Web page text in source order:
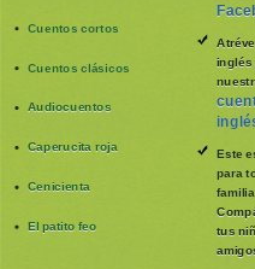
Cuentos cortos
Cuentos clásicos
Audiocuentos
Caperucita roja
Cenicienta
El patito feo
inglés
Este
para
familia
tus